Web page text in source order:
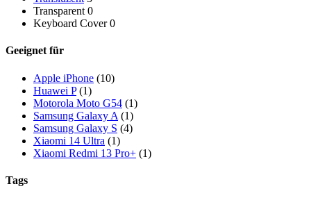
Transparent 0
Keyboard Cover 0
Geeignet für
Apple iPhone (10)
Huawei P (1)
Motorola Moto G54 (1)
Samsung Galaxy A (1)
Samsung Galaxy S (4)
Xiaomi 14 Ultra (1)
Xiaomi Redmi 13 Pro+ (1)
Tags